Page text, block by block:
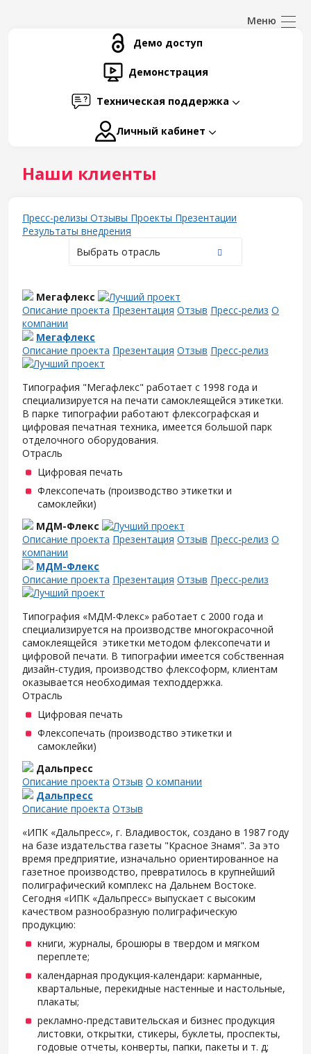
Демо доступ
Демонстрация
Техническая поддержка
Личный кабинет
Наши клиенты
Пресс-релизы Отзывы Проекты Презентации
Результаты внедрения
Выбрать отрасль
Мегафлекс
Описание проекта Презентация Отзыв Пресс-релиз О
компании
Мегафлекс
Описание проекта Презентация Отзыв Пресс-релиз
Типография "Мегафлекс" работает с 1998 года и
специализируется на печати самоклеящейся этикетки.
В парке типографии работают флексографская и
цифровая печатная техника, имеется большой парк
отделочного оборудования.
Отрасль
Цифровая печать
Флексопечать (производство этикетки и
самоклейки)
МДМ-Флекс
Описание проекта Презентация Отзыв Пресс-релиз О
компании
МДМ-Флекс
Описание проекта Презентация Отзыв Пресс-релиз
Типография «МДМ-Флекс» работает с 2000 года и
специализируется на производстве многокрасочной
самоклеящейся этикетки методом флексопечати и
цифровой печати. В типографии имеется собственная
дизайн-студия, производство флексоформ, клиентам
оказывается необходимая техподдержка.
Отрасль
Цифровая печать
Флексопечать (производство этикетки и
самоклейки)
Дальпресс
Описание проекта Отзыв О компании
Дальпресс
Описание проекта Отзыв
«ИПК «Дальпресс», г. Владивосток, создано в 1987 году
на базе издательства газеты "Красное Знамя". За это
время предприятие, изначально ориентированное на
газетное производство, превратилось в крупнейший
полиграфический комплекс на Дальнем Востоке.
Сегодня «ИПК «Дальпресс» выпускает с высоким
качеством разнообразную полиграфическую
продукцию:
книги, журналы, брошюры в твердом и мягком
переплете;
календарная продукция-календари: карманные,
квартальные, перекидные настенные и настольные,
плакаты;
рекламно-представительская и бизнес продукция
листовки, открытки, стикеры, буклеты, проспекты,
годовые отчеты, конверты, папки, пакеты и т. д;